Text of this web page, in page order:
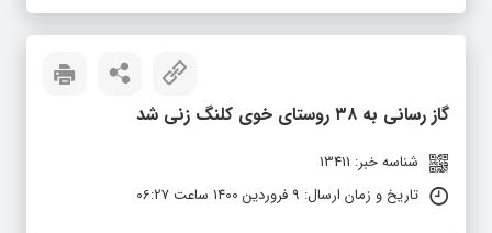
گاز رسانی به ۳۸ روستای خوی کلنگ زنی شد
شناسه خبر: 13411
تاریخ و زمان ارسال: 9 فروردین 1400 ساعت 06:27